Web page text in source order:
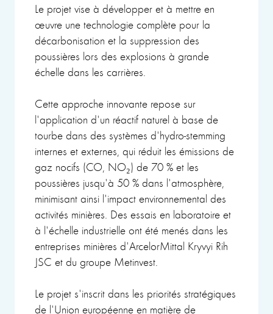
Le projet vise à développer et à mettre en
œuvre une technologie complète pour la
décarbonisation et la suppression des
poussières lors des explosions à grande
échelle dans les carrières.
Cette approche innovante repose sur
l'application d'un réactif naturel à base de
tourbe dans des systèmes d'hydro-stemming
internes et externes, qui réduit les émissions de
gaz nocifs (CO, NO₂) de 70 % et les
poussières jusqu'à 50 % dans l'atmosphère,
minimisant ainsi l'impact environnemental des
activités minières. Des essais en laboratoire et
à l'échelle industrielle ont été menés dans les
entreprises minières d'ArcelorMittal Kryvyi Rih
JSC et du groupe Metinvest.
Le projet s'inscrit dans les priorités stratégiques
de l'Union européenne en matière de